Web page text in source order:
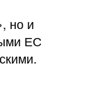
но и
ЕС